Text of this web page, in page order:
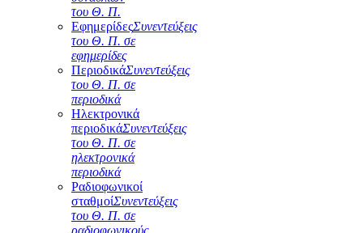
του Θ. Π.
ΕφημερίδεςΣυνεντεύξεις
του Θ. Π. σε
εφημερίδες
ΠεριοδικάΣυνεντεύξεις
του Θ. Π. σε
περιοδικά
Ηλεκτρονικά
περιοδικάΣυνεντεύξεις
του Θ. Π. σε
ηλεκτρονικά
περιοδικά
Ραδιοφωνικοί
σταθμοίΣυνεντεύξεις
του Θ. Π. σε